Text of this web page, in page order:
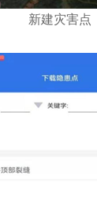
新建灾害点